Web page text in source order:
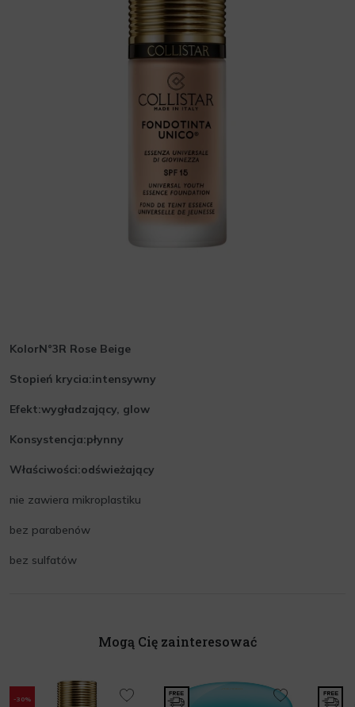
KolorN°3R Rose Beige
Stopień krycia:intensywny
Efekt:wygładzający, glow
Konsystencja:płynny
Właściwości:odświeżający
nie zawiera mikroplastiku
bez parabenów
bez sulfatów
Mogą Cię zainteresować
-30%